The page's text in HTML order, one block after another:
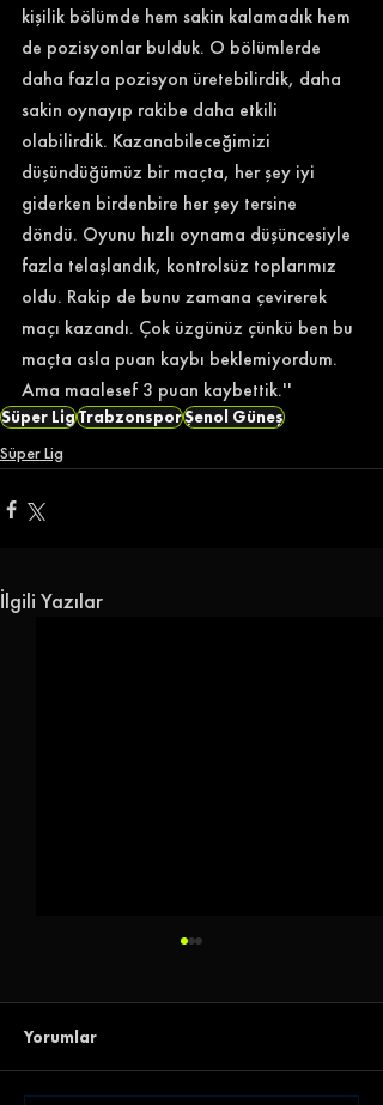
kişilik bölümde hem sakin kalamadık hem
de pozisyonlar bulduk. O bölümlerde
daha fazla pozisyon üretebilirdik, daha
sakin oynayıp rakibe daha etkili
olabilirdik. Kazanabileceğimizi
düşündüğümüz bir maçta, her şey iyi
giderken birdenbire her şey tersine
döndü. Oyunu hızlı oynama düşüncesiyle
fazla telaşlandık, kontrolsüz toplarımız
oldu. Rakip de bunu zamana çevirerek
maçı kazandı. Çok üzgünüz çünkü ben bu
maçta asla puan kaybı beklemiyordum.
Ama maalesef 3 puan kaybettik.''
Süper LigTrabzonsporŞenol Güneş
Süper Lig
İlgili Yazılar
Yorumlar